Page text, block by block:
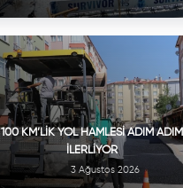
100 KM’LIK YOL HAMLESI ADIM ADIM
İLERLIYOR
3 Ağustos 2026